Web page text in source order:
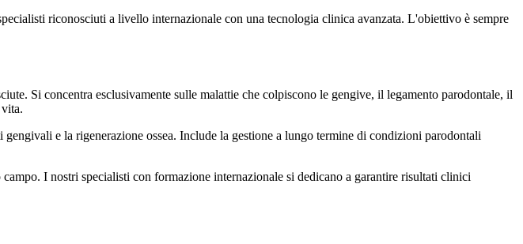
riconosciuti a livello internazionale con una tecnologia clinica avanzata. L'obiettivo è sempre
Si concentra esclusivamente sulle malattie che colpiscono le gengive, il legamento parodontale, il
e la rigenerazione ossea. Include la gestione a lungo termine di condizioni parodontali
I nostri specialisti con formazione internazionale si dedicano a garantire risultati clinici